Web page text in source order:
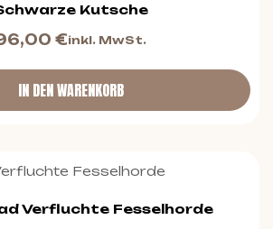
Kutsche
€inkl. MwSt.
IN DEN WARENKORB
Verfluchte Fesselhorde